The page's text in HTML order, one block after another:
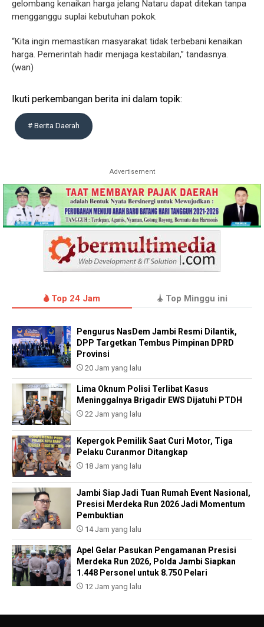
gelombang kenaikan harga jelang Nataru dapat ditekan tanpa
mengganggu suplai kebutuhan pokok.
“Kita ingin memastikan masyarakat tidak terbebani kenaikan
harga. Pemerintah hadir menjaga kestabilan,” tandasnya.
(wan)
Ikuti perkembangan berita ini dalam topik:
# Berita Daerah
Advertisement
Top 24 Jam Top Minggu ini
Pengurus NasDem Jambi Resmi Dilantik,
DPP Targetkan Tembus Pimpinan DPRD
Provinsi
20 Jam yang lalu
Lima Oknum Polisi Terlibat Kasus
Meninggalnya Brigadir EWS Dijatuhi PTDH
22 Jam yang lalu
Kepergok Pemilik Saat Curi Motor, Tiga
Pelaku Curanmor Ditangkap
18 Jam yang lalu
Jambi Siap Jadi Tuan Rumah Event Nasional,
Presisi Merdeka Run 2026 Jadi Momentum
Pembuktian
14 Jam yang lalu
Apel Gelar Pasukan Pengamanan Presisi
Merdeka Run 2026, Polda Jambi Siapkan
1.448 Personel untuk 8.750 Pelari
12 Jam yang lalu